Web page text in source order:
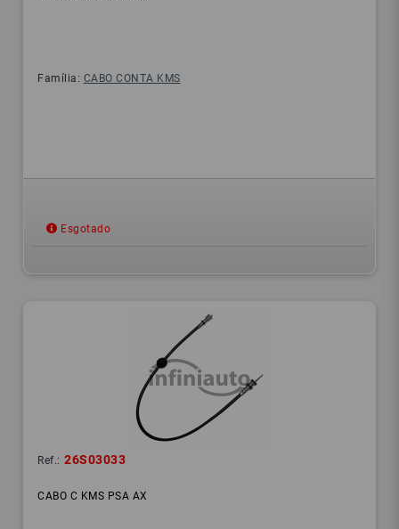
Família: CABO CONTA KMS
Esgotado
Ref.: 26S03033
CABO C KMS PSA AX